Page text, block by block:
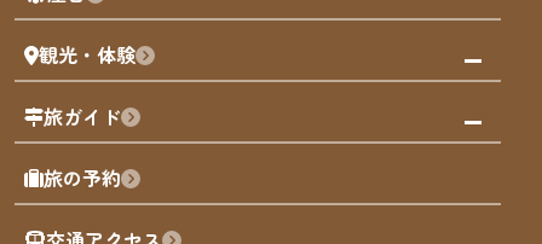
まち歩き
福岡グルメ
福岡を楽しむ
福岡のアート
福岡のナイトタイム
観光・体験
観る・遊ぶ
屋台
買う
体験
旅ガイド
モデルコース
AIおまかせコース
旅の予約